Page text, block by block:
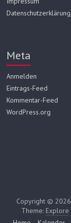
Datenschutzerklärung
Meta
Anmelden
Eintrags-Feed
Kommentar-Feed
WordPress.org
Copyright © 2026
Theme: Explore